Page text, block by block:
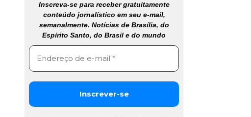
Inscreva-se para receber gratuitamente
conteúdo jornalístico em seu e-mail,
semanalmente. Notícias de Brasília, do
Espírito Santo, do Brasil e do mundo